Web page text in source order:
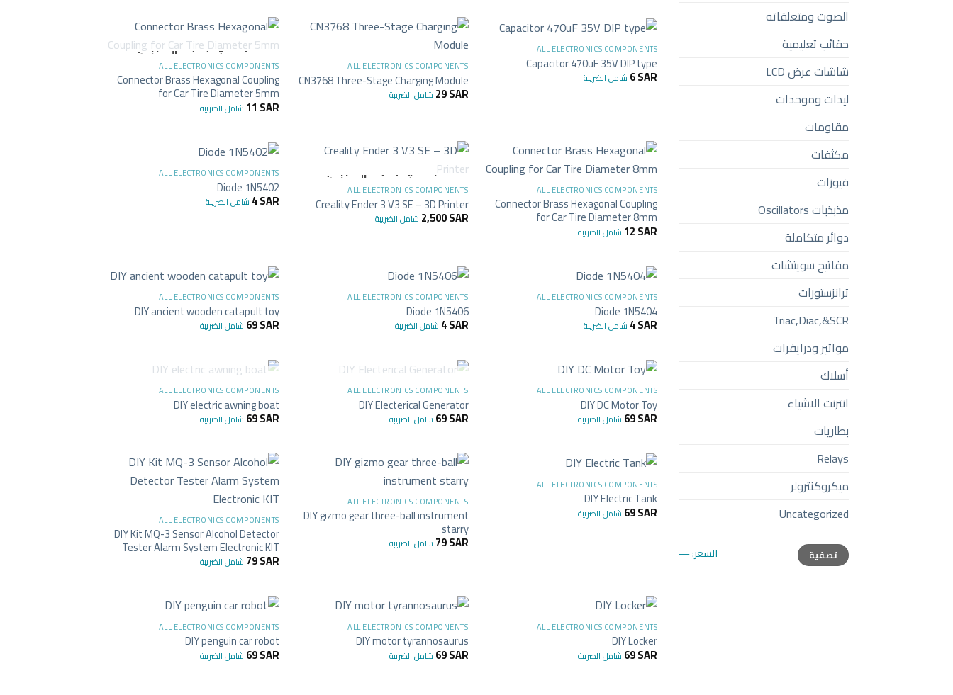
الصوت ومتعلقاته
حقائب تعليمية
شاشات عرض LCD
ليدات وموحدات
مقاومات
مكثفات
فيوزات
مذبذبات Oscillators
دوائر متكاملة
مفاتيح سويتشات
ترانزستورات
Triac,Diac,&SCR
مواتير ودرايفرات
أسلاك
انترنت الاشياء
بطاريات
Relays
ميكروكنترولر
Uncategorized
أدنى
سعر
أعلى
سعرتصفية السعر:—
+
ALL ELECTRONICS COMPONENTS
Capacitor 470uF 35V DIP type
6SAR شامل الضريبة
ALL ELECTRONICS COMPONENTS
CN3768 Three-Stage Charging Module
29SAR شامل الضريبة
غير متوفر في المخزون
ALL ELECTRONICS COMPONENTS
Connector Brass Hexagonal Coupling
for Car Tire Diameter 5mm
11 SAR شامل الضريبة
ALL ELECTRONICS COMPONENTS
Connector Brass Hexagonal Coupling
for Car Tire Diameter 8mm
12SAR شامل الضريبة
غير متوفر في المخزون
ALL ELECTRONICS COMPONENTS
Creality Ender 3 V3 SE – 3D Printer
2,500SAR شامل الضريبة
ALL ELECTRONICS COMPONENTS
Diode 1N5402
4SAR شامل الضريبة
ALL ELECTRONICS COMPONENTS
Diode 1N5404
4SAR شامل الضريبة
ALL ELECTRONICS COMPONENTS
Diode 1N5406
4SAR شامل الضريبة
+
ALL ELECTRONICS COMPONENTS
DIY ancient wooden catapult toy
69SAR شامل الضريبة
ALL ELECTRONICS COMPONENTS
DIY DC Motor Toy
69SAR شامل الضريبة
غير متوفر في المخزون
ALL ELECTRONICS COMPONENTS
DIY Electerical Generator
69SAR شامل الضريبة
غير متوفر في المخزون
ALL ELECTRONICS COMPONENTS
DIY electric awning boat
69SAR شامل الضريبة
ALL ELECTRONICS COMPONENTS
DIY Electric Tank
69SAR شامل الضريبة
ALL ELECTRONICS COMPONENTS
DIY gizmo gear three-ball instrument
starry
79SAR شامل الضريبة
ALL ELECTRONICS COMPONENTS
DIY Kit MQ-3 Sensor Alcohol Detector
Tester Alarm System Electronic KIT
79SAR شامل الضريبة
ALL ELECTRONICS COMPONENTS
DIY Locker
69SAR شامل الضريبة
ALL ELECTRONICS COMPONENTS
DIY motor tyrannosaurus
69SAR شامل الضريبة
ALL ELECTRONICS COMPONENTS
DIY penguin car robot
69SAR شامل الضريبة